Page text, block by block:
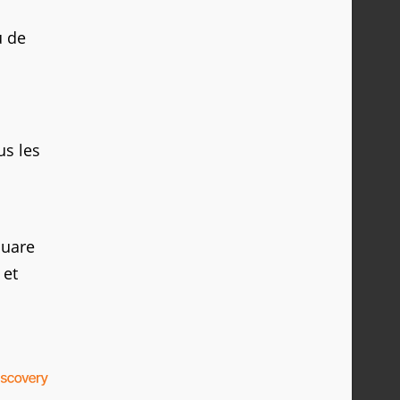
de
les